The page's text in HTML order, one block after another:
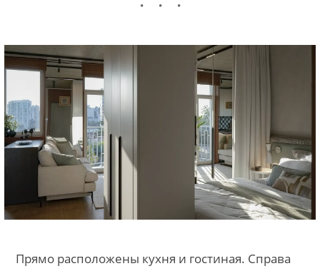
Прямо расположены кухня и гостиная. Справа